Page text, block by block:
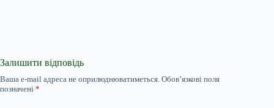
Залишити відповідь
Ваша e-mail адреса не оприлюднюватиметься. Обов’язкові поля
позначені *